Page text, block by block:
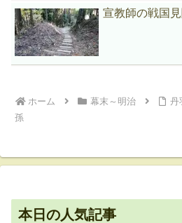
宣教師の戦国
ホーム 幕末～明治
丹
孫
本日の人気記事